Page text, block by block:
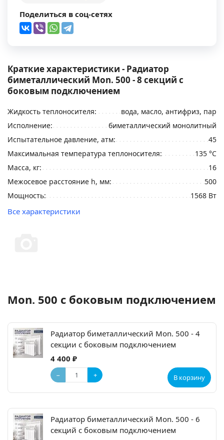
Поделиться в соц-сетях
Краткие характеристики - Радиатор
биметаллический Mon. 500 - 8 секций c
боковым подключением
Жидкость теплоносителя:
вода, масло, антифриз, пар
Исполнение:
биметаллический монолитный
Испытательное давление, атм:
45
Максимальная температура теплоносителя:
135 °C
Масса, кг:
16
Межосевое расстояние h, мм:
500
Мощность:
1568 Вт
Все характеристики
Mon. 500 c боковым подключением
Радиатор биметаллический Mon. 500 - 4
секции c боковым подключением
4 400 ₽
− + В корзину
Радиатор биметаллический Mon. 500 - 6
секций c боковым подключением